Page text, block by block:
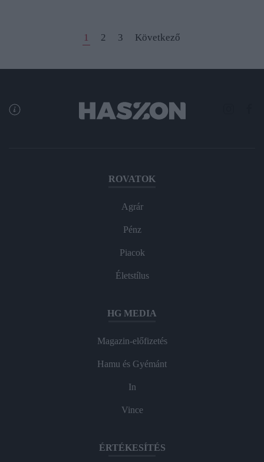
1 2 3 Következő
ROVATOK
Agrár
Pénz
Piacok
Életstílus
HG MEDIA
Magazin-előfizetés
Hamu és Gyémánt
In
Vince
ÉRTÉKESÍTÉS